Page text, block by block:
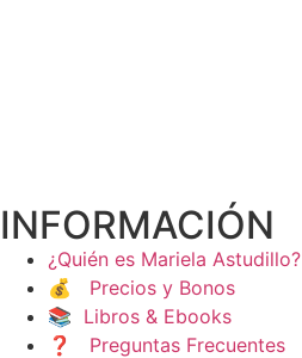
INFORMACIÓN
¿Quién es Mariela Astudillo?
💰 Precios y Bonos
📚 Libros & Ebooks
❓ Preguntas Frecuentes